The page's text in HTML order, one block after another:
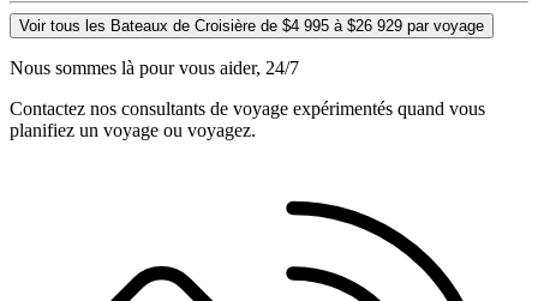
Voir tous les Bateaux de Croisière de $4 995 à $26 929 par voyage
Nous sommes là pour vous aider, 24/7
Contactez nos consultants de voyage expérimentés quand vous
planifiez un voyage ou voyagez.